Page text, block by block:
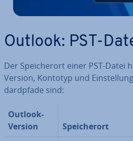
Outlook: PST-
Der Spei­cher­ort einer PST-Datei
Version, Kontotyp und
dard­pfa­de sind:
Outlook-
Version
Spei­cher­ort